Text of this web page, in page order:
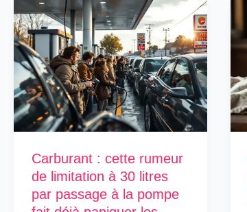
Carburant : cette rumeur
de limitation à 30 litres
par passage à la pompe